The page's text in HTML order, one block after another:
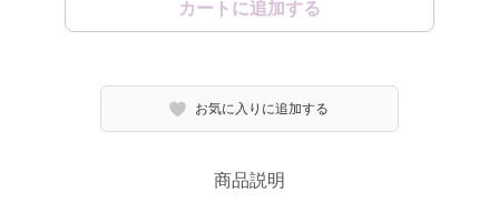
カートに追加する
お気に入りに追加する
商品説明